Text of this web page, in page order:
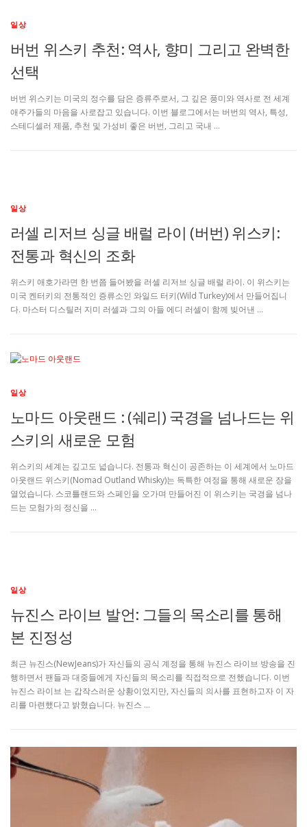
일상
버번 위스키 추천: 역사, 향미 그리고 완벽한
선택
버번 위스키는 미국의 정수를 담은 증류주로서, 그 깊은 풍미와 역사로 전 세계
애주가들의 마음을 사로잡고 있습니다. 이번 블로그에서는 버번의 역사, 특성,
스테디셀러 제품, 추천 및 가성비 좋은 버번, 그리고 국내 …
일상
러셀 리저브 싱글 배럴 라이 (버번) 위스키:
전통과 혁신의 조화
위스키 애호가라면 한 번쯤 들어봤을 러셀 리저브 싱글 배럴 라이. 이 위스키는
미국 켄터키의 전통적인 증류소인 와일드 터키(Wild Turkey)에서 만들어집니
다. 마스터 디스틸러 지미 러셀과 그의 아들 에디 러셀이 함께 빚어낸 …
일상
노마드 아웃랜드 : (쉐리) 국경을 넘나드는 위
스키의 새로운 모험
위스키의 세계는 깊고도 넓습니다. 전통과 혁신이 공존하는 이 세계에서 노마드
아웃랜드 위스키(Nomad Outland Whisky)는 독특한 여정을 통해 새로운 장을
열었습니다. 스코틀랜드와 스페인을 오가며 만들어진 이 위스키는 국경을 넘나
드는 모험가의 정신을 …
일상
뉴진스 라이브 발언: 그들의 목소리를 통해
본 진정성
최근 뉴진스(NewJeans)가 자신들의 공식 계정을 통해 뉴진스 라이브 방송을 진
행하면서 팬들과 대중들에게 자신들의 목소리를 직접적으로 전했습니다. 이번
뉴진스 라이브 는 갑작스러운 상황이었지만, 자신들의 의사를 표현하고자 이 자
리를 마련했다고 밝혔습니다. 뉴진스 …